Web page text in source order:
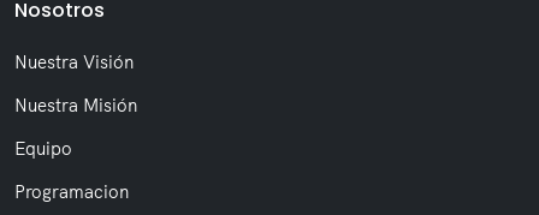
Nosotros
Nuestra Visión
Nuestra Misión
Equipo
Programacion